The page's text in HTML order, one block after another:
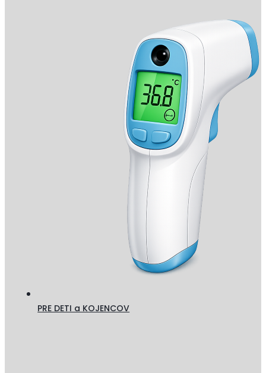
PRE DETI a KOJENCOV